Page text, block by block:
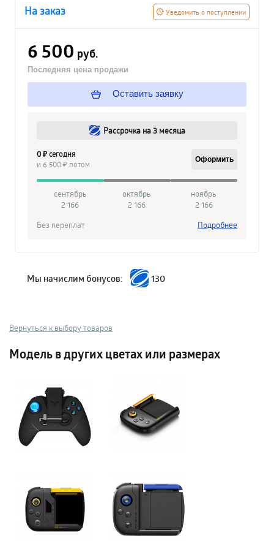
Уведомить о поступлении
На заказ
6 500 руб.
Последняя цена продажи
Оставить заявку
Рассрочка на 3 месяца
0 ₽ сегодня
и 6 500 ₽ потом
Оформить
сентябрь
2 166
октябрь
2 166
ноябрь
2 166
Без переплат
Подробнее
Мы начислим бонусов: 130
Вернуться к выбору товаров
Модель в других цветах или размерах